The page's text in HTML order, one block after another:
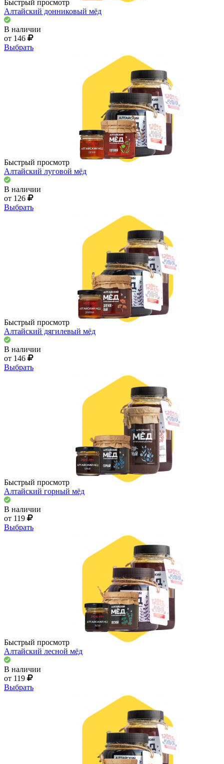
Быстрый просмотр
Алтайский донниковый мёд
В наличии
от 146
Выбрать
Быстрый просмотр
Алтайский луговой мёд
В наличии
от 126
Выбрать
Быстрый просмотр
Алтайский дягилевый мёд
В наличии
от 146
Выбрать
Быстрый просмотр
Алтайский горный мёд
В наличии
от 119
Выбрать
Быстрый просмотр
Алтайский лесной мёд
В наличии
от 119
Выбрать